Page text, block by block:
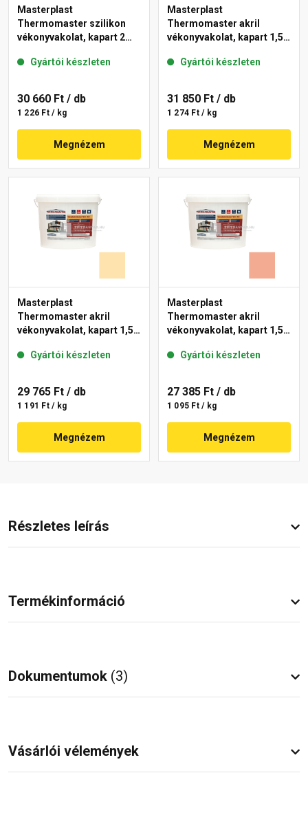
Masterplast
Thermomaster szilikon
vékonyvakolat, kapart 2
Gyártói készleten
30 660 Ft / db
1 226 Ft / kg
Megnézem
Masterplast
Thermomaster akril
vékonyvakolat, kapart 1,5
Gyártói készleten
31 850 Ft / db
1 274 Ft / kg
Megnézem
Masterplast
Thermomaster akril
vékonyvakolat, kapart 1,5
Gyártói készleten
29 765 Ft / db
1 191 Ft / kg
Megnézem
Masterplast
Thermomaster akril
vékonyvakolat, kapart 1,5
Gyártói készleten
27 385 Ft / db
1 095 Ft / kg
Megnézem
Részletes leírás
Termékinformáció
Dokumentumok (3)
Vásárlói vélemények